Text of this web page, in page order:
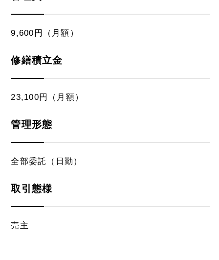
9,600円（月額）
修繕積立金
23,100円（月額）
管理形態
全部委託（日勤）
取引態様
売主